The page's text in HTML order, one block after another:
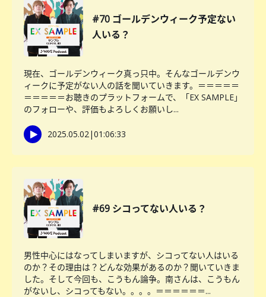
#70 ゴールデンウィーク予定ない
人いる？
現在、ゴールデンウィーク真っ只中。そんなゴールデンウ
ィークに予定がない人の話を聞いていきます。＝＝＝＝＝
＝＝＝＝＝お聴きのプラットフォームで、「EX SAMPLE」
のフォローや、評価もよろしくお願いし...
2025.05.02|01:06:33
#69 シコってない人いる？
男性中心にはなってしまいますが、シコってない人はいる
のか？その理由は？どんな効果があるのか？聞いていきま
した。そして今回も、こうもん論争。南さんは、こうもん
がないし、シコってもない。。。。＝＝＝＝＝＝...